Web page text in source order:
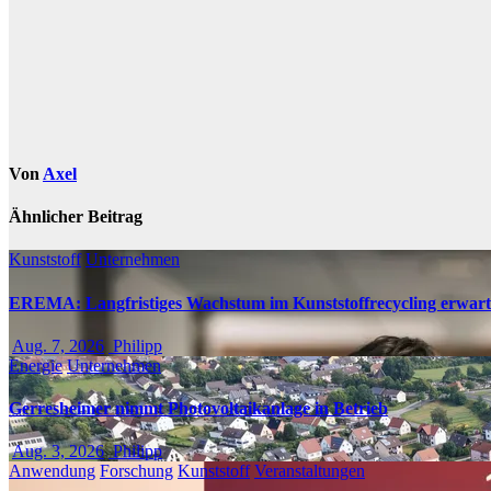
Von Axel
Ähnlicher Beitrag
Kunststoff Unternehmen
EREMA: Langfristiges Wachstum im Kunststoffrecycling
Aug. 7, 2026 Philipp
Energie Unternehmen
Gerresheimer nimmt Photovoltaikanlage in Betrieb
Aug. 3, 2026 Philipp
Anwendung Forschung Kunststoff Veranstaltungen